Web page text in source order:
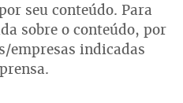
seu conteúdo. Para
sobre o conteúdo, por
empresas indicadas